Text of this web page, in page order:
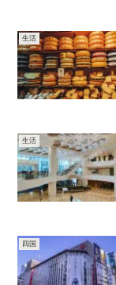
生活
生活
四国